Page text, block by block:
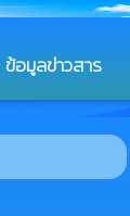
ข้อมูลข่าวสาร